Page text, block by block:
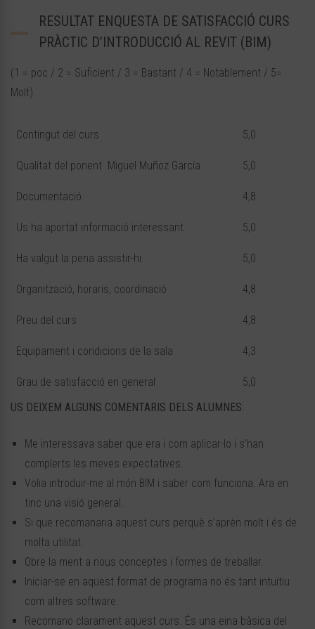
RESULTAT ENQUESTA DE SATISFACCIÓ CURS
PRÀCTIC D’INTRODUCCIÓ AL REVIT (BIM)
(1 = poc / 2 = Suficient / 3 = Bastant / 4 = Notablement / 5=
Molt)
Contingut del curs 5,0
Qualitat del ponent Miguel Muñoz García 5,0
Documentació 4,8
Us ha aportat informació interessant 5,0
Ha valgut la pena assistir-hi 5,0
Organització, horaris, coordinació 4,8
Preu del curs 4,8
Equipament i condicions de la sala 4,3
Grau de satisfacció en general
5,0
US DEIXEM ALGUNS COMENTARIS DELS ALUMNES:
Me interessava saber que era i com aplicar-lo i s’han
complerts les meves expectatives.
Volia introduir-me al món BIM i saber com funciona. Ara en
tinc una visió general.
Si que recomanaria aquest curs perquè s’aprèn molt i és de
molta utilitat.
Obre la ment a nous conceptes i formes de treballar.
Iniciar-se en aquest format de programa no és tant intuïtiu
com altres software.
Recomano clarament aquest curs. És una eina bàsica del